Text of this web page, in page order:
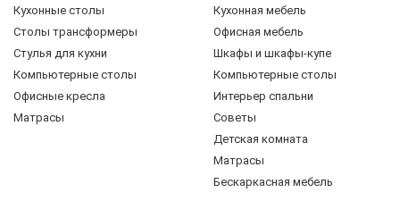
Кухонные столы
Cтолы трансформеры
Стулья для кухни
Компьютерные столы
Офисные кресла
Матрасы
Кухонная мебель
Офисная мебель
Шкафы и шкафы-купе
Компьютерные столы
Интерьер спальни
Советы
Детская комната
Матрасы
Бескаркасная мебель